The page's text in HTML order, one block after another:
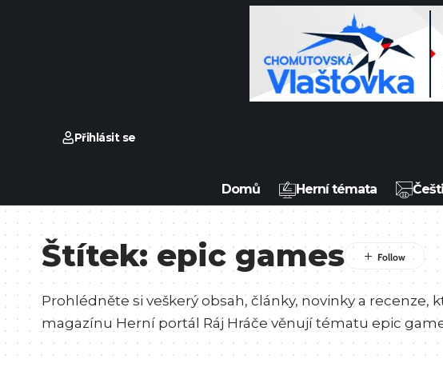
Přihlásit se
Domů Herní témata
Štítek:epic games
Prohlédněte si veškerý obsah, články, novinky a recenze,
magazínu Herní portál Ráj Hráče věnují tématu epic